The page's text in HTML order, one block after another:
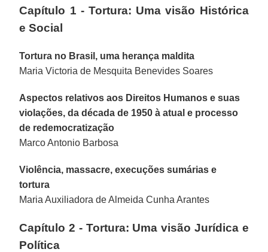
Capítulo 1 - Tortura: Uma visão Histórica
e Social
Tortura no Brasil, uma herança maldita
Maria Victoria de Mesquita Benevides Soares
Aspectos relativos aos Direitos Humanos e suas
violações, da década de 1950 à atual e processo
de redemocratização
Marco Antonio Barbosa
Violência, massacre, execuções sumárias e
tortura
Maria Auxiliadora de Almeida Cunha Arantes
Capítulo 2 - Tortura: Uma visão Jurídica e
Política